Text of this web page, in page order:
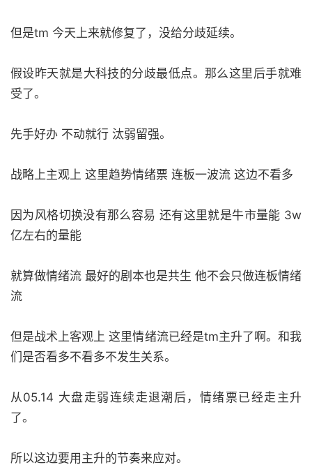
但是tm 今天上来就修复了，没给分歧延续。
假设昨天就是大科技的分歧最低点。那么这里后手就难
受了。
先手好办 不动就行 汰弱留强。
战略上主观上 这里趋势情绪票 连板一波流 这边不看多
因为风格切换没有那么容易 还有这里就是牛市量能 3w
亿左右的量能
就算做情绪流 最好的剧本也是共生 他不会只做连板情绪
流
但是战术上客观上 这里情绪流已经是tm主升了啊。和我
们是否看多不看多不发生关系。
从05.14 大盘走弱连续走退潮后，情绪票已经走主升
了。
所以这边要用主升的节奏来应对。